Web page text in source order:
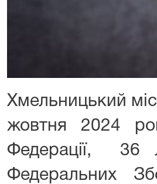
Хмельницький
жовтня 2024
Федерації, 36
Федеральних